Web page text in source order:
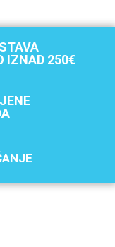
IZNAD 250€